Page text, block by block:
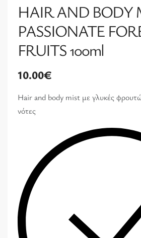
HAIR AND BODY
PASSIONATE
FRUITS 100ml
10.00€
Hair and body mist με γλυκές
νότες